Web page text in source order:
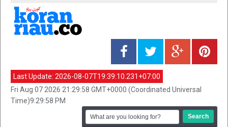
Last Update: 2026-08-07T19:39:10.231+07:00
Fri Aug 07 2026 21:29:58 GMT+0000 (Coordinated Universal
Time)9:29:58 PM